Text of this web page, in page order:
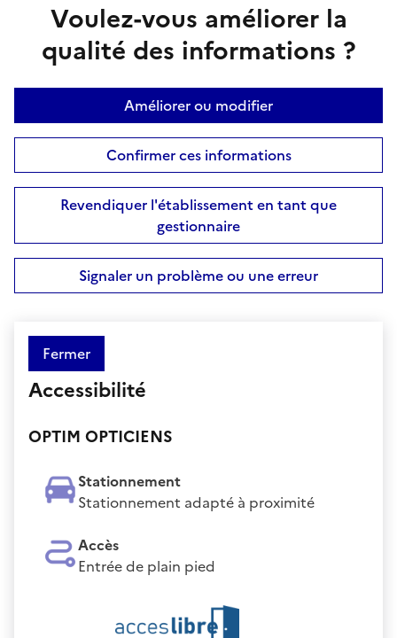
Voulez-vous améliorer la
qualité des informations ?
Améliorer ou modifier
Confirmer ces informations
Revendiquer l'établissement en tant que
gestionnaire
Signaler un problème ou une erreur
Fermer
Accessibilité
OPTIM OPTICIENS
Stationnement
Stationnement adapté à proximité
Accès
Entrée de plain pied